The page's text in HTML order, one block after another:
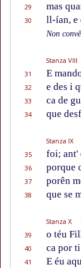
29 mas
30 ll-ían, e
Non
Stanza VIII
31 E
32 e des i
33 ca de
34 que
Stanza IX
35 foi; ant'
36 porque
37 porên
38 que se
Stanza X
39 o téu
40 ca por
41 E éu